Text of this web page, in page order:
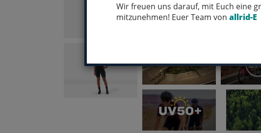
Wir freuen uns darauf, mit Euch eine
mitzunehmen! Euer Team von allrid-E